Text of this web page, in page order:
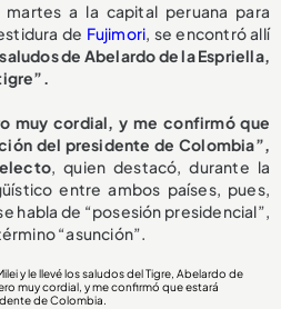
a la capital peruana para
de Fujimori, se encontró allí
de Abelardo de la Espriella,
muy cordial, y me confirmó que
del presidente de Colombia”,
, quien destacó, durante la
entre ambos países, pues,
habla de “posesión presidencial”,
“asunción”.
y le llevé los saludos del Tigre, Abelardo de
muy cordial, y me confirmó que estará
de Colombia.